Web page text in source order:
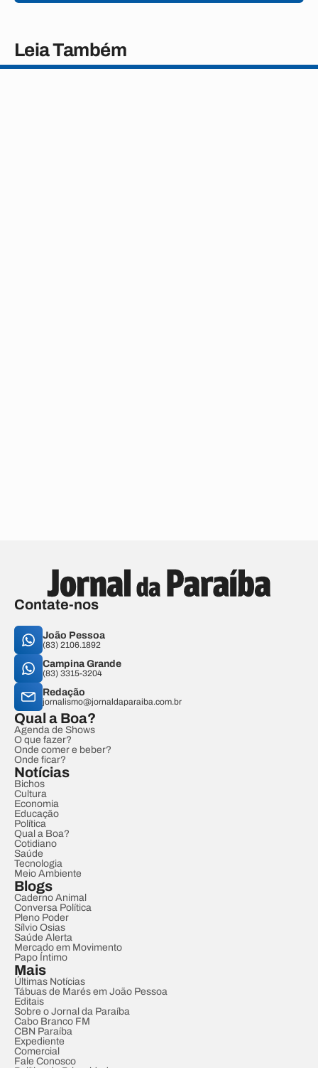
Leia Também
Contate-nos
João Pessoa
(83) 2106.1892
Campina Grande
(83) 3315-3204
Redação
jornalismo@jornaldaparaiba.com.br
Qual a Boa?
Agenda de Shows
O que fazer?
Onde comer e beber?
Onde ficar?
Notícias
Bichos
Cultura
Economia
Educação
Política
Qual a Boa?
Cotidiano
Saúde
Tecnologia
Meio Ambiente
Blogs
Caderno Animal
Conversa Política
Pleno Poder
Sílvio Osias
Saúde Alerta
Mercado em Movimento
Papo Íntimo
Mais
Últimas Notícias
Tábuas de Marés em João Pessoa
Editais
Sobre o Jornal da Paraíba
Cabo Branco FM
CBN Paraíba
Expediente
Comercial
Fale Conosco